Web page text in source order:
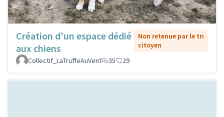
Création d'un espace dédié
aux chiens
Non retenue par le tri
citoyen
Collectif_LaTruffeAuVent
35 29